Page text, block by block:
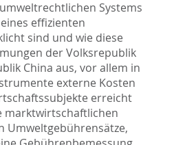
Systems
effizienten
sind und wie diese
der Volksrepublik
China aus, vor allem in
externe Kosten
erreicht
marktwirtschaftlichen
Umweltgebührensätze,